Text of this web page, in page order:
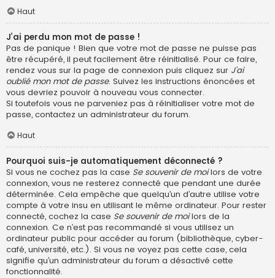
Haut
J’ai perdu mon mot de passe !
Pas de panique ! Bien que votre mot de passe ne puisse pas
être récupéré, il peut facilement être réinitialisé. Pour ce faire,
rendez vous sur la page de connexion puis cliquez sur J’ai
oublié mon mot de passe. Suivez les instructions énoncées et
vous devriez pouvoir à nouveau vous connecter.
Si toutefois vous ne parveniez pas à réinitialiser votre mot de
passe, contactez un administrateur du forum.
Haut
Pourquoi suis-je automatiquement déconnecté ?
Si vous ne cochez pas la case Se souvenir de moilors de votre
connexion, vous ne resterez connecté que pendant une durée
déterminée. Cela empêche que quelqu’un d’autre utilise votre
compte à votre insu en utilisant le même ordinateur. Pour rester
connecté, cochez la case Se souvenir de moilors de la
connexion. Ce n’est pas recommandé si vous utilisez un
ordinateur public pour accéder au forum (bibliothèque, cyber-
café, université, etc.). Si vous ne voyez pas cette case, cela
signifie qu’un administrateur du forum a désactivé cette
fonctionnalité.